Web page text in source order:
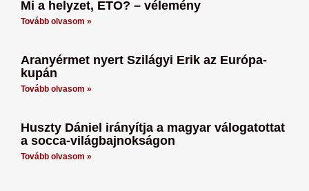
Mi a helyzet, ETO? – vélemény
Tovább olvasom »
Aranyérmet nyert Szilágyi Erik az Európa-
kupán
Tovább olvasom »
Huszty Dániel irányítja a magyar válogatottat
a socca-világbajnokságon
Tovább olvasom »